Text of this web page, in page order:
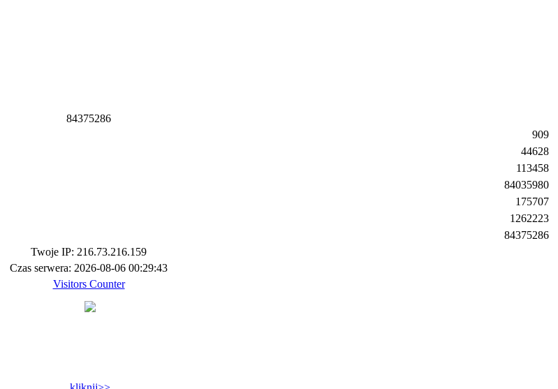
84375286
909
44628
113458
84035980
175707
1262223
84375286
Twoje IP: 216.73.216.159
Czas serwera: 2026-08-06 00:29:43
Visitors Counter